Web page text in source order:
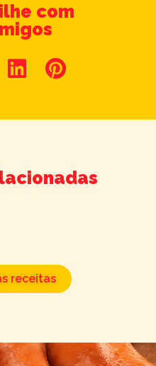
com
receitas